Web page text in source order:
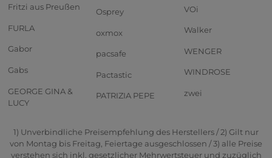
Fritzi aus Preußen
FURLA
Gabor
Gabs
GEORGE GINA &
LUCY
Osprey
oxmox
pacsafe
Pactastic
PATRIZIA PEPE
VOi
Walker
WENGER
WINDROSE
zwei
1) Unverbindliche Preisempfehlung des Herstellers / 2) Gilt nur
von Montag bis Freitag, Feiertage ausgeschlossen / 3) alle Preise
verstehen sich inkl. gesetzlicher Mehrwertsteuer und zuzüglich